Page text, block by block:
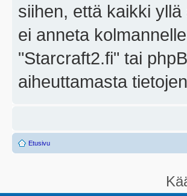
siihen, että kaikki
ei anneta
"Starcraft2.fi" tai
aiheuttamasta
Etusivu